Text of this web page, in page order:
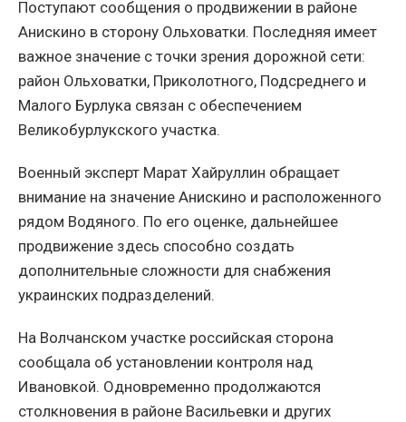
Поступают сообщения о продвижении в районе
Анискино в сторону Ольховатки. Последняя имеет
важное значение с точки зрения дорожной сети:
район Ольховатки, Приколотного, Подсреднего и
Малого Бурлука связан с обеспечением
Великобурлукского участка.
Военный эксперт Марат Хайруллин обращает
внимание на значение Анискино и расположенного
рядом Водяного. По его оценке, дальнейшее
продвижение здесь способно создать
дополнительные сложности для снабжения
украинских подразделений.
На Волчанском участке российская сторона
сообщала об установлении контроля над
Ивановкой. Одновременно продолжаются
столкновения в районе Васильевки и других